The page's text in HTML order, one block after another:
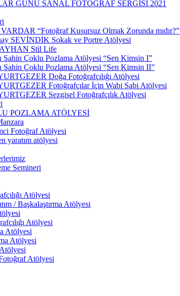
GÜNÜ SANAL FOTOĞRAF SERGİSİ 2021
“Fotoğraf Kusursuz Olmak Zorunda mıdır?”
SEVİNDİK Sokak ve Portre Atölyesi
Stil Life
Şahin Çoklu Pozlama Atölyesi “Sen Kimsin I”
Şahin Çoklu Pozlama Atölyesi “Sen Kimsin II”
Doğa Fotoğrafçılığı Atölyesi
Fotoğrafçılar İçin Wabi Sabi Atölyesi
Sezgisel Fotoğrafçılık Atölyesi
POZLAMA ATÖLYESİ
Fotoğraf Atölyesi
yaratım atölyesi
Semineri
Atölyesi
/ Başkalaştırma Atölyesi
Atölyesi
Atölyesi
Atölyesi
Atölyesi